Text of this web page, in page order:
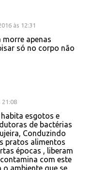
às 12:31
morre apenas
só no corpo não
21:08
habita esgotos e
de bactérias
Conduzindo
pratos alimentos
épocas , liberam
com este
ambiente que se